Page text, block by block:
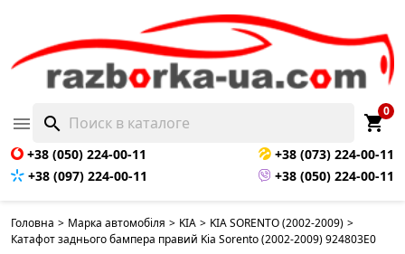
 search shopping_cart
0
+38 (050) 224-00-11
+38 (073) 224-00-11
+38 (097) 224-00-11
+38 (050) 224-00-11
Головна > Марка автомобіля > KIA > KIA SORENTO (2002-2009) >
Катафот заднього бампера правий Kia Sorento (2002-2009) 924803E0
НЕМАЄ В НАЯВНОСТІ